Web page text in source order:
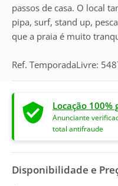
passos de casa. O local
pipa, surf, stand up,
que a praia é muito
Ref. TemporadaLivre:
Locação 100%
Anunciante
total antifraude
Disponibilidade e